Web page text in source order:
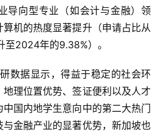
导向型专业（如会计与金融）领
机的热度显著提升（申请占比从
2024年的9.38%）。
数据显示，得益于稳定的社会环
理位置优势、签证便利以及人才
国内地学生意向中的第二大热门
金融产业的显著优势，新加坡也